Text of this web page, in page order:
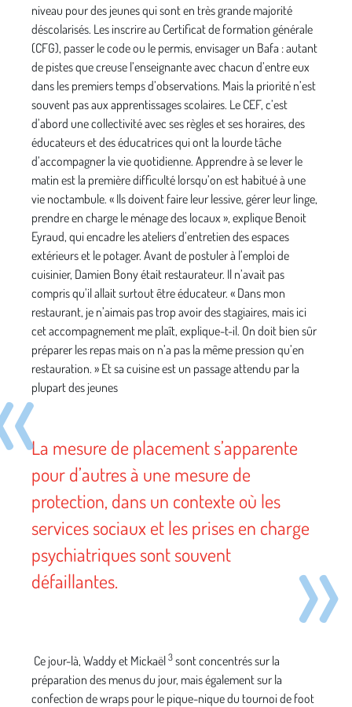
niveau pour des jeunes qui sont en très grande majorité
déscolarisés. Les inscrire au Certificat de formation générale
(CFG), passer le code ou le permis, envisager un Bafa : autant
de pistes que creuse l’enseignante avec chacun d’entre eux
dans les premiers temps d’observations. Mais la priorité n’est
souvent pas aux apprentissages scolaires. Le CEF, c’est
d’abord une collectivité avec ses règles et ses horaires, des
éducateurs et des éducatrices qui ont la lourde tâche
d’accompagner la vie quotidienne. Apprendre à se lever le
matin est la première difficulté lorsqu’on est habitué à une
vie noctambule. « Ils doivent faire leur lessive, gérer leur linge,
prendre en charge le ménage des locaux », explique Benoit
Eyraud, qui encadre les ateliers d’entretien des espaces
extérieurs et le potager. Avant de postuler à l’emploi de
cuisinier, Damien Bony était restaurateur. Il n’avait pas
compris qu’il allait surtout être éducateur. « Dans mon
restaurant, je n’aimais pas trop avoir des stagiaires, mais ici
cet accompagnement me plaît, explique-t-il. On doit bien sûr
préparer les repas mais on n’a pas la même pression qu’en
restauration. » Et sa cuisine est un passage attendu par la
plupart des jeunes
La mesure de placement s’apparente
pour d’autres à une mesure de
protection, dans un contexte où les
services sociaux et les prises en charge
psychiatriques sont souvent
défaillantes.
Ce jour-là, Waddy et Mickaël 3 sont concentrés sur la
préparation des menus du jour, mais également sur la
confection de wraps pour le pique-nique du tournoi de foot